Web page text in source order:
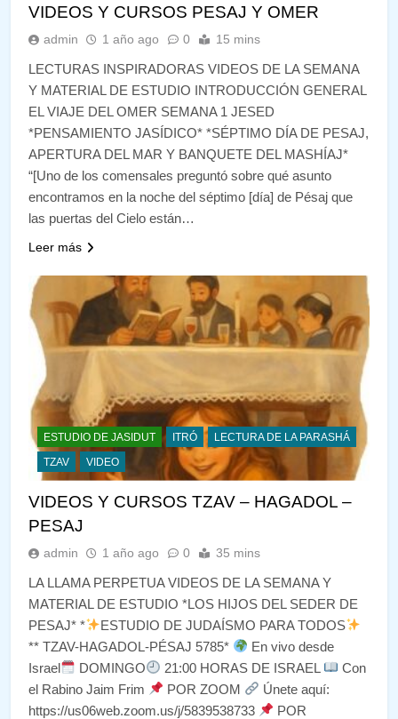
VIDEOS Y CURSOS PESAJ Y OMER
admin 1 año ago 0 15 mins
LECTURAS INSPIRADORAS VIDEOS DE LA SEMANA
Y MATERIAL DE ESTUDIO INTRODUCCIÓN GENERAL
EL VIAJE DEL OMER SEMANA 1 JESED
*PENSAMIENTO JASÍDICO* *SÉPTIMO DÍA DE PESAJ,
APERTURA DEL MAR Y BANQUETE DEL MASHÍAJ*
“[Uno de los comensales preguntó sobre qué asunto
encontramos en la noche del séptimo [día] de Pésaj que
las puertas del Cielo están…
Leer más
ESTUDIO DE JASIDUT ITRÓ
LECTURA DE LA PARASHÁ
TZAV
VIDEO
VIDEOS Y CURSOS TZAV – HAGADOL –
PESAJ
admin 1 año ago 0 35 mins
LA LLAMA PERPETUA VIDEOS DE LA SEMANA Y
MATERIAL DE ESTUDIO *LOS HIJOS DEL SEDER DE
PESAJ* *
ESTUDIO DE JUDAÍSMO PARA TODOS
** TZAV-HAGADOL-PÉSAJ 5785*
En vivo desde
Israel
DOMINGO 21:00 HORAS DE ISRAEL
Con
el Rabino Jaim Frim
POR ZOOM
Únete aquí:
https://us06web.zoom.us/j/5839538733
POR